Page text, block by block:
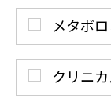
メタボ
クリニ